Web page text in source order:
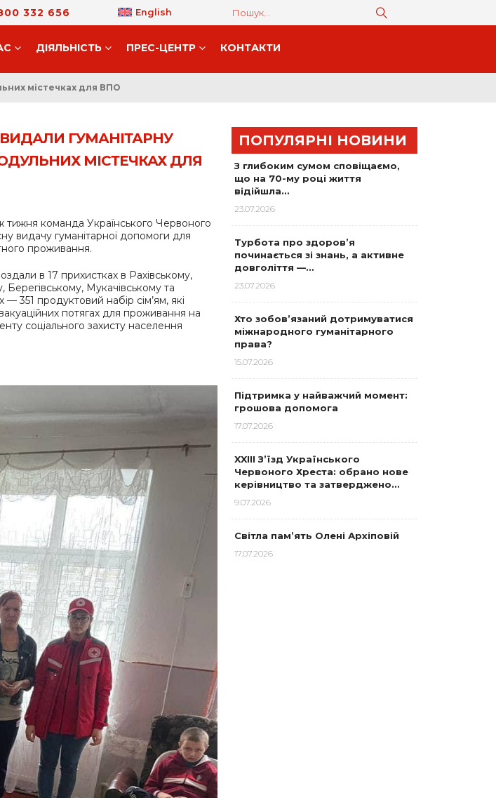
332 656 English
ДIЯЛЬНIСТЬ ПРЕС-ЦЕНТР КОНТАКТИ
містечках для ВПО
ГУМАНІТАРНУ
МІСТЕЧКАХ ДЛЯ
тижня команда Українського Червоного
видачу гуманітарної допомоги для
проживання.
в 17 прихистках в Рахівському,
Берегівському, Мукачівському та
351 продуктовий набір сім’ям, які
потягах для проживання на
соціального захисту населення
ПОПУЛЯРНІ НОВИНИ
З глибоким сумом сповіщаємо,
що на 70-му році життя
відійшла…
23.07.2026
Турбота про здоров’я
починається зі знань, а активне
довголіття —…
23.07.2026
Хто зобов’язаний дотримуватися
міжнародного гуманітарного
права?
15.07.2026
Підтримка у найважчий момент:
грошова допомога
17.07.2026
XXIII З’їзд Українського
Червоного Хреста: обрано нове
керівництво та затверджено…
9.07.2026
Світла пам’ять Олені Архіповій
17.07.2026